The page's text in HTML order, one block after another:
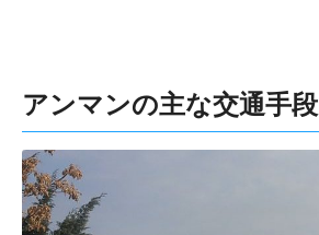
アンマンの主な交通手段